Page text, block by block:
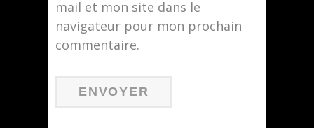
mail et mon site dans le
navigateur pour mon prochain
commentaire.